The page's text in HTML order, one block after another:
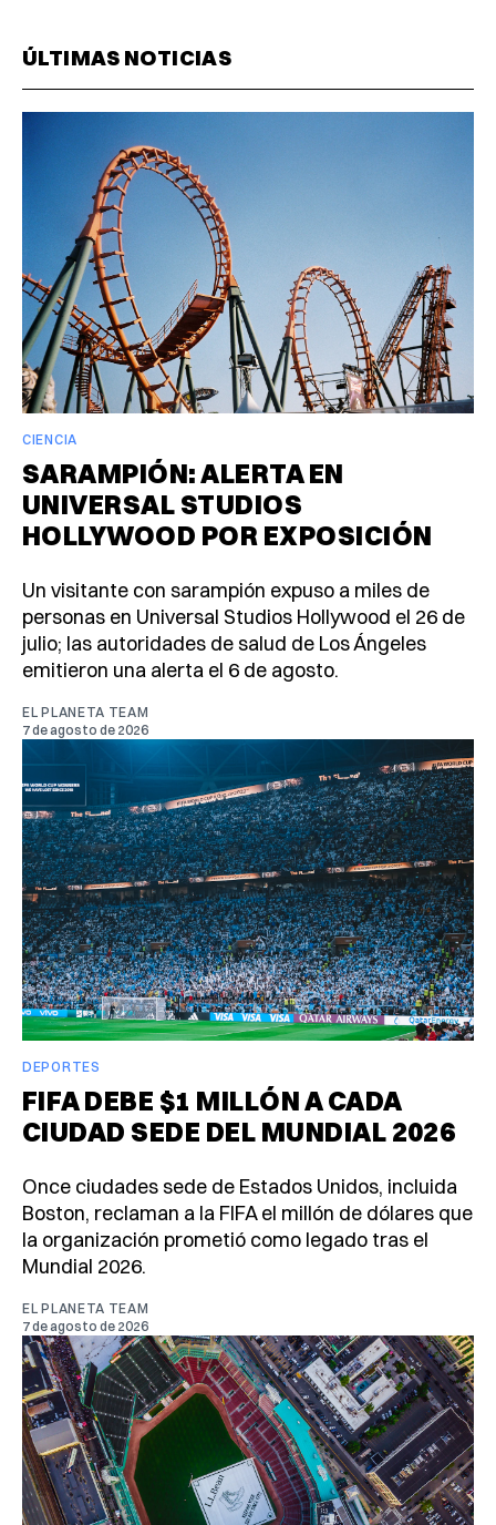
ÚLTIMAS NOTICIAS
CIENCIA
SARAMPIÓN: ALERTA EN
UNIVERSAL STUDIOS
HOLLYWOOD POR EXPOSICIÓN
Un visitante con sarampión expuso a miles de
personas en Universal Studios Hollywood el 26 de
julio; las autoridades de salud de Los Ángeles
emitieron una alerta el 6 de agosto.
EL PLANETA TEAM
7 de agosto de 2026
DEPORTES
FIFA DEBE $1 MILLÓN A CADA
CIUDAD SEDE DEL MUNDIAL 2026
Once ciudades sede de Estados Unidos, incluida
Boston, reclaman a la FIFA el millón de dólares que
la organización prometió como legado tras el
Mundial 2026.
EL PLANETA TEAM
7 de agosto de 2026